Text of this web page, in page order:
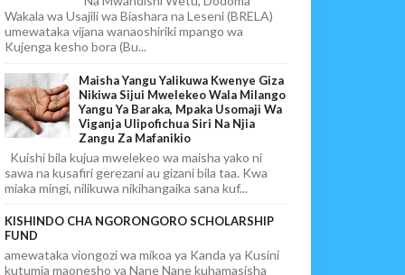
Wakala wa Usajili wa Biashara na Leseni (BRELA)
umewataka vijana wanaoshiriki mpango wa
Kujenga kesho bora (Bu...
Maisha Yangu Yalikuwa Kwenye Giza
Nikiwa Sijui Mwelekeo Wala Milango
Yangu Ya Baraka, Mpaka Usomaji Wa
Viganja Ulipofichua Siri Na Njia
Zangu Za Mafanikio
Kuishi bila kujua mwelekeo wa maisha yako ni
sawa na kusafiri gerezani au gizani bila taa. Kwa
miaka mingi, nilikuwa nikihangaika sana kuf...
KISHINDO CHA NGORONGORO SCHOLARSHIP
FUND
amewataka viongozi wa mikoa ya Kanda ya Kusini
kutumia maonesho ya Nane Nane kuhamasisha